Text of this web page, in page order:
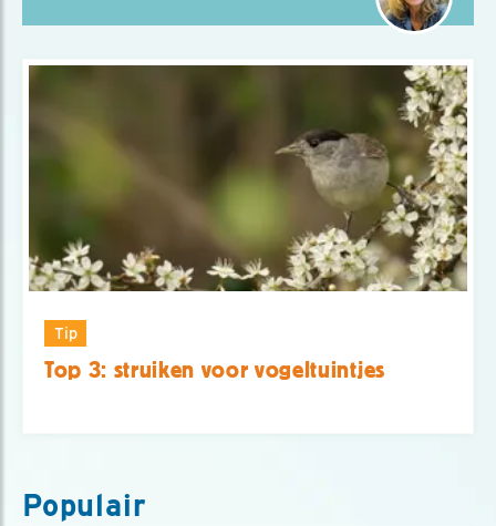
Tip
Top 3: struiken voor vogeltuintjes
Populair